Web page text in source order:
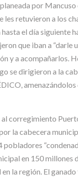
por
les retuvieron a los
el día siguiente
que iban a “darle
y a acompañarlos.
se dirigieron a la
corregimiento
la cabecera
pobladores
en 150 millones
la región. El